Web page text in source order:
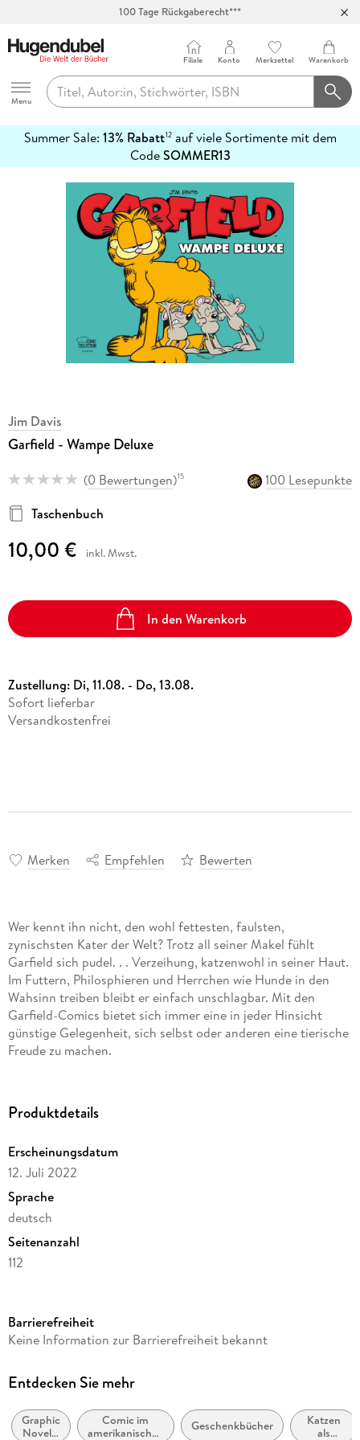
100 Tage Rückgaberecht***
Hugendubel
Menu
Filiale Konto Merkzettel Warenkorb
Summer Sale: 13% Rabatt12auf viele Sortimente mit dem
CodeSOMMER13
erfahren
Jim Davis
Garfield - Wampe Deluxe
(0 Bewertungen)15
100 Lesepunkte
Taschenbuch
10,00 € inkl. Mwst.
In den Warenkorb
Zustellung: Di, 11.08. - Do, 13.08.
Sofort lieferbar
Versandkostenfrei
Merken Empfehlen Bewerten
Wer kennt ihn nicht, den wohl fettesten, faulsten,
zynischsten Kater der Welt? Trotz all seiner Makel fühlt
Garfield sich pudel. . . Verzeihung, katzenwohl in seiner Haut.
Im Futtern, Philosphieren und Herrchen wie Hunde in den
Wahsinn treiben bleibt er einfach unschlagbar. Mit den
Garfield-Comics bietet sich immer eine in jeder Hinsicht
günstige Gelegenheit, sich selbst oder anderen eine tierische
Freude zu machen.
Produktdetails
Erscheinungsdatum
12. Juli 2022
Sprache
deutsch
Seitenanzahl
112
Übersetzung
Verlag/Hersteller
Originaltitel
Barrierefreiheit
Keine Information zur Barrierefreiheit bekannt
Entdecken Sie mehr
Graphic
Novel /
Comic im
amerikanischen
Geschenkbücher
Katzen
als